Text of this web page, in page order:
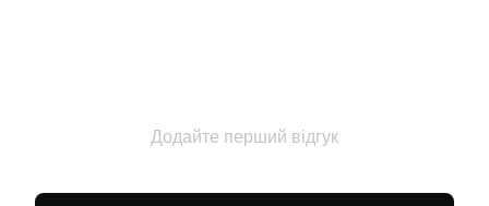
Додайте перший відгук